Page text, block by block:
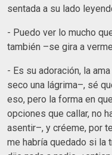
sentada a su lado
- Puedo ver lo mucho
también –se gira a
- Es su adoración, la
seco una lágrima–, sé
eso, pero la forma en
opciones que callar, no
asentir–, y créeme, por
me habría quedado si la